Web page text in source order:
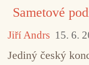
Ostravská banda
Robert Hugo
Sametové
Jiří Andrs 15. 6.
Jediný český